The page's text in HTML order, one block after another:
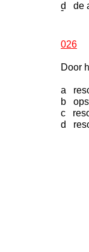
-
026
Door
a
b
c
d
d de